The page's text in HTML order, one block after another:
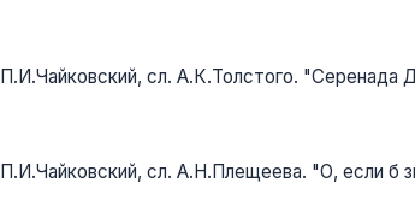
П.И.Чайковский, сл. А.К.Толстого.
П.И.Чайковский, сл. А.Н.Плещеева. "О, если б